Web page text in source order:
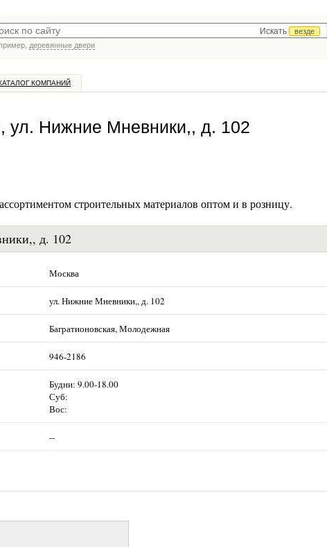
Искать
везде
деревянные двери
КОМПАНИЙ
ул. Нижние Мневники,, д. 102
строительных материалов оптом и в розницу.
д. 102
Москва
ул. Нижние Мневники,, д. 102
Багратионовская, Молодежная
946-2186
Будни: 9.00-18.00
Суб:
Вос:
--